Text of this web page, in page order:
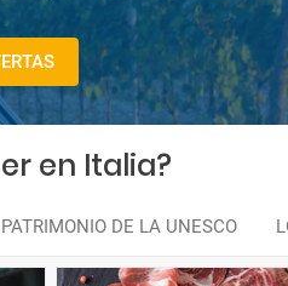
en Italia?
PATRIMONIO DE LA UNESCO